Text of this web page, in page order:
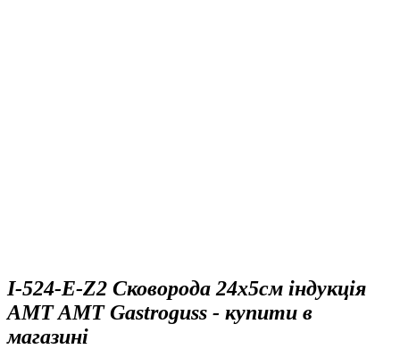
I-524-E-Z2 Сковорода 24х5см індукція
AMT AMT Gastroguss - купити в
магазині